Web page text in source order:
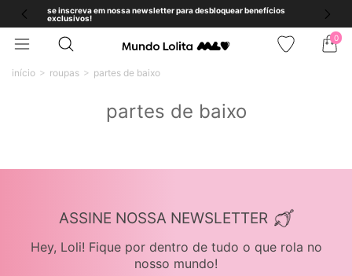
se inscreva em nossa newsletter para desbloquear benefícios
exclusivos!
0
início roupas partes de baixo
partes de baixo
ASSINE NOSSA NEWSLETTER
Hey, Loli! Fique por dentro de tudo o que rola no
nosso mundo!